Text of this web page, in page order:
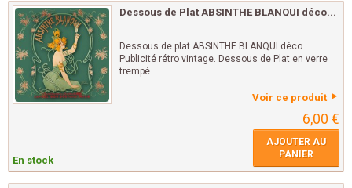
Dessous de Plat ABSINTHE BLANQUI déco...
Dessous de plat ABSINTHE BLANQUI déco
Publicité rétro vintage. Dessous de Plat en verre
trempé...
Voir ce produit
6,00 €
En stock
AJOUTER AU
PANIER